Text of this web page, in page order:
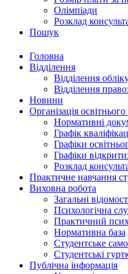
Олімпіади
Розклад
Пошук
Головна
Відділення
Відділення
Відділення
Новини
Організація
Нормативні
Графік
Графіки
Графіки
Розклад
Практичне навчання
Виховна робота
Загальні
Психологічна
Практичний
Нормативна база
Студентське
Студентські
Публічна інформація